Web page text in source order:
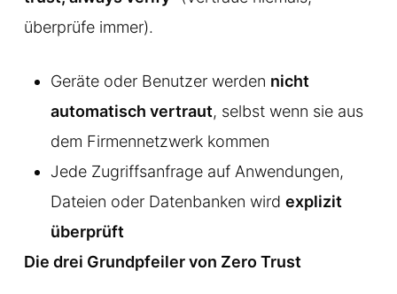
überprüfe immer).
Geräte oder Benutzer werden nicht
automatisch vertraut, selbst wenn sie aus
dem Firmennetzwerk kommen
Jede Zugriffsanfrage auf Anwendungen,
Dateien oder Datenbanken wird explizit
überprüft
Die drei Grundpfeiler von Zero Trust